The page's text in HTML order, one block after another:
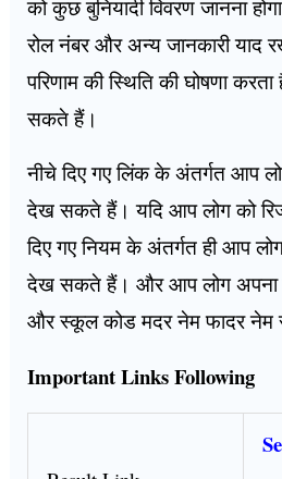
को कुछ बुनियादी विवरण जानना
रोल नंबर और अन्य जानकारी याद
परिणाम की स्थिति की घोषणा
सकते हैं।
नीचे दिए गए लिंक के अंतर्गत आप
देख सकते हैं। यदि आप लोग को
दिए गए नियम के अंतर्गत ही आप
देख सकते हैं। और आप लोग अपना
और स्कूल कोड मदर नेम फादर नेम
Important Links Following